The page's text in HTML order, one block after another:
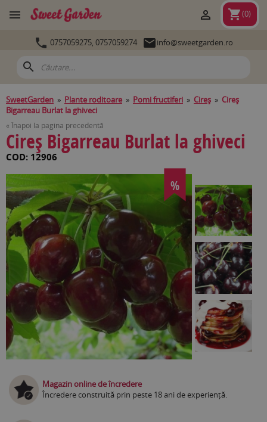
 shopping_cart(0)

 0757059275, 0757059274 info@sweetgarden.ro
search
SweetGarden » Plante roditoare » Pomi fructiferi » Cireş » Cireş
Bigarreau Burlat la ghiveci
« Înapoi la pagina precedentă
Cireş Bigarreau Burlat la ghiveci
COD: 12906
%
Magazin online de încredere
Încredere construită prin peste 18 ani de experiență.